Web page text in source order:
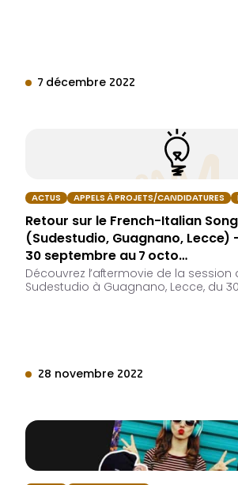
7 décembre 2022
ACTUS APPELS À PROJETS/CANDIDATURES
Retour sur le French-Italian
(Sudestudio, Guagnano, Lecce)
30 septembre au 7 octo…
Découvrez l’aftermovie de la session
Sudestudio à Guagnano, Lecce, du
28 novembre 2022